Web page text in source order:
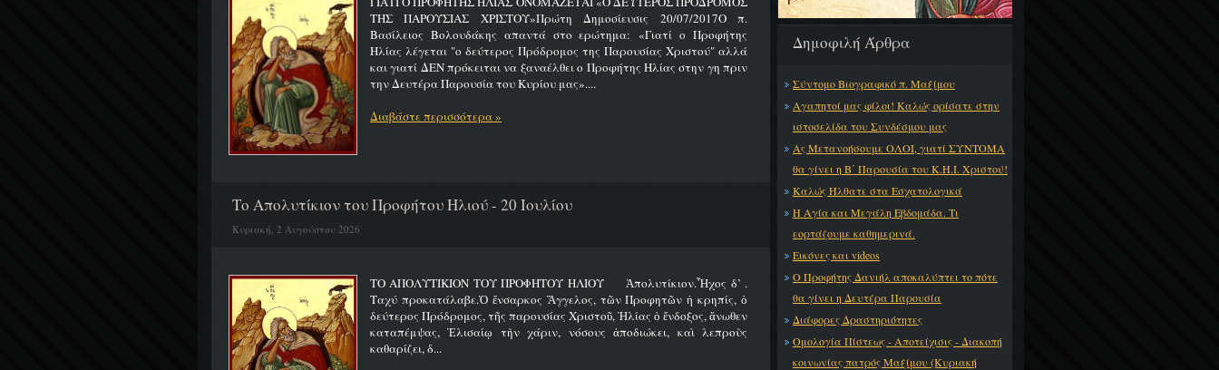
Δημοφιλή Άρθρα
Σύντομο Βιογραφικό π. Μαξίμου
Αγαπητοί μας φίλοι! Καλώς ορίσατε στην
ιστοσελίδα του Συνδέσμου μας
Ας Μετανοήσουμε ΟΛΟΙ, γιατί ΣΥΝΤΟΜΑ
θα γίνει η Β΄ Παρουσία του Κ.Η.Ι. Χριστού!
Καλώς Ήλθατε στα Εσχατολογικά
Η Αγία και Μεγάλη Εβδομάδα. Τι
εορτάζουμε καθημερινά.
Εικόνες και videos
Ο Προφήτης Δανιήλ αποκαλύπτει το πότε
θα γίνει η Δευτέρα Παρουσία
Διάφορες Δραστηριότητες
Ομολογία Πίστεως - Αποτείχισις - Διακοπή
κοινωνίας πατρός Μαξίμου (Κυριακή
ΤΗΣ ΠΑΡΟΥΣΙΑΣ ΧΡΙΣΤΟΥ»Πρώτη Δημοσίευσις 20/07/2017Ο π.
Βασίλειος Βολουδάκης απαντά στο ερώτημα: «Γιατί ο Προφήτης
Ηλίας λέγεται "ο δεύτερος Πρόδρομος της Παρουσίας Χριστού" αλλά
και γιατί ΔΕΝ πρόκειται να ξαναέλθει ο Προφήτης Ηλίας στην γη πριν
την Δευτέρα Παρουσία του Κυρίου μας»....
Διαβάστε περισσότερα »
Το Απολυτίκιον του Προφήτου Ηλιού - 20 Ιουλίου
Κυριακή, 2 Αυγούστου 2026
ΤΟ ΑΠΟΛΥΤΙΚΙΟΝ ΤΟΥ ΠΡΟΦΗΤΟΥ ΗΛΙΟΥ Ἀπολυτίκιον.Ἦχος δ’ .
Ταχύ προκατάλαβε.Ὁ ἔνσαρκος Ἄγγελος, τῶν Προφητῶν ἡ κρηπίς, ὁ
δεύτερος Πρόδρομος, τῆς παρουσίας Χριστοῦ, Ἠλίας ὁ ἔνδοξος, ἄνωθεν
καταπέμψας, Ἐλισαίῳ τὴν χάριν, νόσους ἀποδιώκει, καὶ λεπροὺς
καθαρίζει, δ...